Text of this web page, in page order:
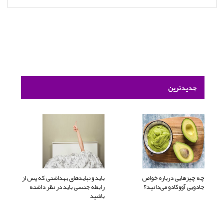
جدیدترین
چه چیزهایی درباره خواص
جادویی آووکادو می‌دانید؟
باید و نبایدهای بهداشتی که پس از
رابطه جنسی باید در نظر داشته
باشید